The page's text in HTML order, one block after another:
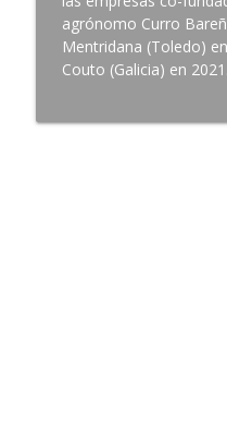
Innovar o
digital… a
BBVA Compartiendo
agrónomo Curro
Mentridana (Toledo)
Couto (Galicia) en 2021.